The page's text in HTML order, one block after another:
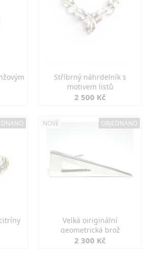
Stříbrný náhrdelník s
motivem listů
2 500 Kč
NOVÉ OBJEDNÁNO
Velká oiriginální
geometrická brož
2 300 Kč